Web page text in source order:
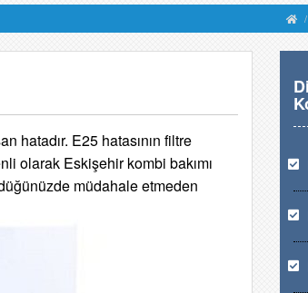
hatadır. E25 hatasının filtre
olarak Eskişehir kombi bakımı
müdahale etmeden